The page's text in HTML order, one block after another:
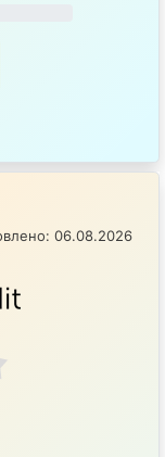
06.08.2026